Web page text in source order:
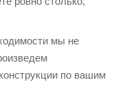
мы не
по вашим